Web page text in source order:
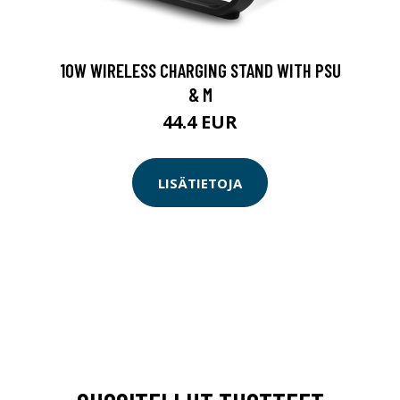
10W WIRELESS CHARGING STAND WITH PSU
& M
44.4 EUR
LISÄTIETOJA